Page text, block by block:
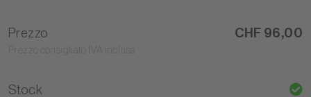
Prezzo CHF 96,00
Stock